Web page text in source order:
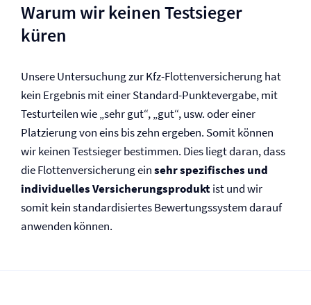
Warum wir keinen Testsieger
küren
Unsere Untersuchung zur Kfz-Flotten­versicherung hat
kein Ergebnis mit einer Standard-Punktevergabe, mit
Testurteilen wie „sehr gut“, „gut“, usw. oder einer
Platzierung von eins bis zehn ergeben. Somit können
wir keinen Testsieger bestimmen. Dies liegt daran, dass
die Flotten­versicherung einsehr spezifisches und
individuelles Versicherungsproduktist und wir
somit kein standardisiertes Bewertungssystem darauf
anwenden können.